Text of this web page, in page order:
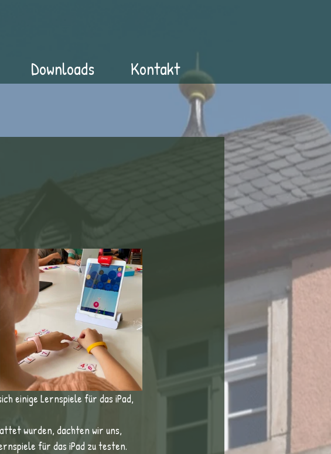
Downloads Kontakt
einige Lernspiele für das iPad,
wurden, dachten wir uns,
für das iPad zu testen.